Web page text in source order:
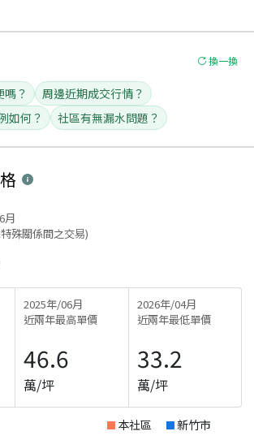
換一換
？
周邊近期成交行情？
如何？
社區有無漏水問題？
月
殊關係間之交易)
2025年/06月
近兩年最高單價
46.6
萬/坪
2026年/04月
近兩年最低單價
33.2
萬/坪
本社區 新竹市